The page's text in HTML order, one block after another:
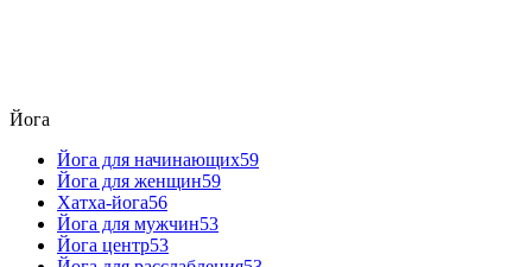
Йога
Йога для начинающих59
Йога для женщин59
Хатха-йога56
Йога для мужчин53
Йога центр53